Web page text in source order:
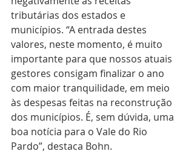
tributárias dos estados e
municípios. “A entrada destes
valores, neste momento, é muito
importante para que nossos atuais
gestores consigam finalizar o ano
com maior tranquilidade, em meio
às despesas feitas na reconstrução
dos municípios. É, sem dúvida, uma
boa notícia para o Vale do Rio
Pardo”, destaca Bohn.